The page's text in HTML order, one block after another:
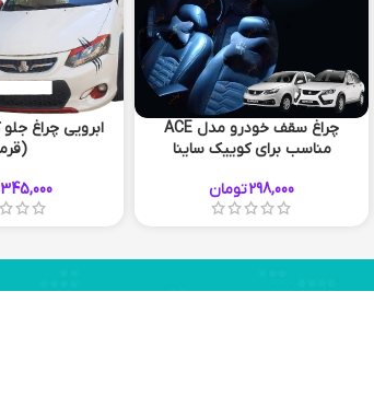
چراغ سقف خودرو مدل ACE
مناسب برای کوییک ساینا
298,000تومان
ابرویی چراغ
345,000